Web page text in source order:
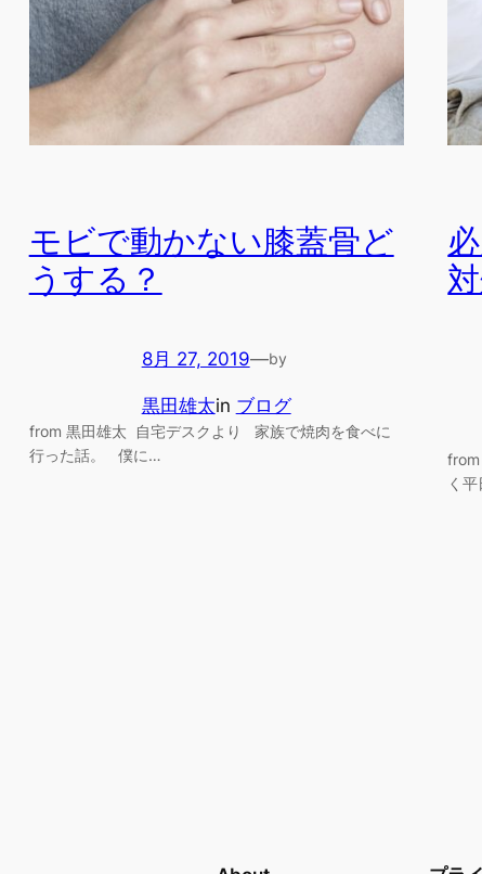
モビで動かない膝蓋骨ど
うする？
8月 27, 2019—by
黒田雄太in ブログ
from 黒田雄太 自宅デスクより 家族で焼肉を食べに
行った話。 僕に…
く